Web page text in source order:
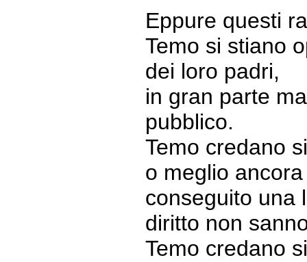
Eppure questi
Temo si stiano
dei loro padri,
in gran parte
pubblico.
Temo credano
o meglio
conseguito una
diritto non
Temo credano